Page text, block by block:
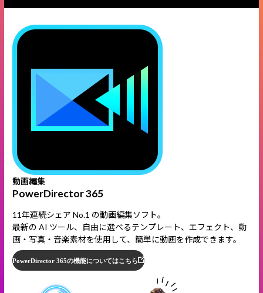
動画編集
PowerDirector 365
11年連続シェア No.1 の動画編集ソフト。
最新の AI ツール、自由に選べるテンプレート、エフェクト、動
画・写真・音楽素材を使用して、簡単に動画を作成できます。
PowerDirector 365の機能についてはこちら